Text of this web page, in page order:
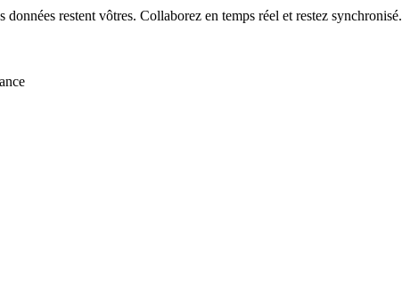
données restent vôtres. Collaborez en temps réel et restez synchronisé.